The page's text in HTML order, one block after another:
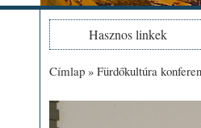
Hasznos linkek
Címlap »Fürdőkultúra